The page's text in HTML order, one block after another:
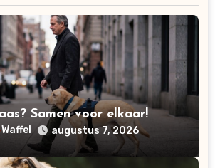
Samen voor elkaar!
Waffel augustus 7, 2026